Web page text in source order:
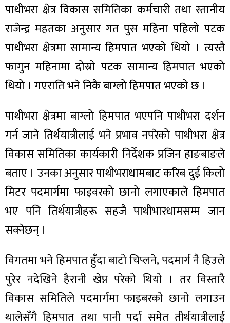
पाथीभरा क्षेत्र विकास समितिका कर्मचारी तथा स्तानीय
राजेन्द्र महतका अनुसार गत पुस महिना पहिलो पटक
पाथीभरा क्षेत्रमा सामान्य हिमपात भएको थियो । त्यस्तै
फागुन महिनामा दोस्रो पटक सामान्य हिमपात भएको
थियो । गएराति भने निकै बाग्लो हिमपात भएको छ ।
पाथीभरा क्षेत्रमा बाग्लो हिमपात भएपनि पाथीभरा दर्शन
गर्न जाने तिर्थयात्रीलाई भने प्रभाव नपरेको पाथीभरा क्षेत्र
विकास समितिका कार्यकारी निर्देशक प्रजिन हाङबाङले
बताए । उनका अनुसार पाथीभराधामबाट करिब दुई किलो
मिटर पदमार्गमा फाइवरको छानो लगाएकाले हिमपात
भए पनि तिर्थयात्रीहरू सहजै पाथीभारधामसम्म जान
सक्नेछन् ।
विगतमा भने हिमपात हुँदा बाटो चिप्लने, पदमार्ग नै हिउले
पुरेर नदेखिने हैरानी खेप्न परेको थियो । तर विस्तारै
विकास समितिले पदमार्गमा फाइबरको छानो लगाउन
थालेसँगै हिमपात तथा पानी पर्दा समेत तीर्थयात्रीलाई